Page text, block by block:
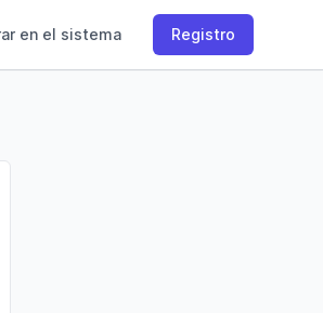
en el sistema Registro